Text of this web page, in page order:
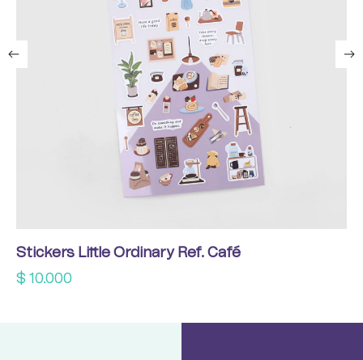
Stickers Little Ordinary Ref. Café
$ 10.000